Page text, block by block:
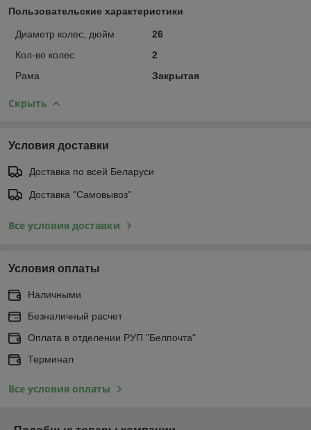
Пользовательские характеристики
Диаметр колес, дюйм
26
Кол-во колес
2
Рама
Закрытая
Скрыть
Условия доставки
Доставка по всей Беларуси
Доставка "Самовывоз"
Все условия доставки
Условия оплаты
Наличными
Безналичный расчет
Оплата в отделении РУП "Белпочта"
Терминал
Все условия оплаты